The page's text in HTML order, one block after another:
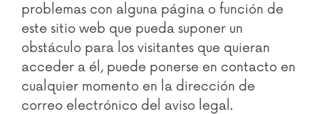
problemas con alguna página o función de
este sitio web que pueda suponer un
obstáculo para los visitantes que quieran
acceder a él, puede ponerse en contacto en
cualquier momento en la dirección de
correo electrónico del aviso legal.